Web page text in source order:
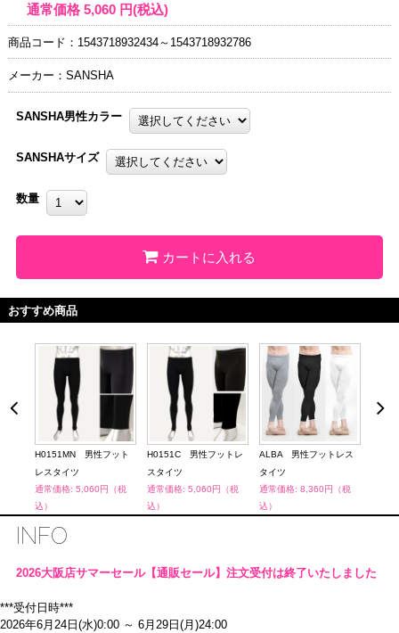
通常価格 5,060円(税込)
商品コード：1543718932434～1543718932786
メーカー：SANSHA
SANSHA男性カラー
SANSHAサイズ
数量
カートに入れる
おすすめ商品
H0151MN 男性フット
レスタイツ
通常価格: 5,060円（税
込）
H0151C 男性フットレ
スタイツ
通常価格: 5,060円（税
込）
ALBA 男性フットレス
タイツ
通常価格: 8,360円（税
込）
INFO
2026大阪店サマーセール【通販セール】注文受付は終了いたしました
***受付日時***
2026年6月24日(水)0:00 ～ 6月29日(月)24:00